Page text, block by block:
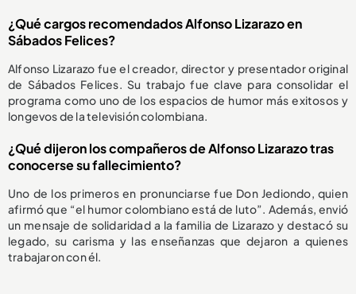
¿Qué cargos recomendados Alfonso Lizarazo en
Sábados Felices?
Alfonso Lizarazo fue el creador, director y presentador original
de Sábados Felices. Su trabajo fue clave para consolidar el
programa como uno de los espacios de humor más exitosos y
longevos de la televisión colombiana.
¿Qué dijeron los compañeros de Alfonso Lizarazo tras
conocerse su fallecimiento?
Uno de los primeros en pronunciarse fue Don Jediondo, quien
afirmó que “el humor colombiano está de luto”. Además, envió
un mensaje de solidaridad a la familia de Lizarazo y destacó su
legado, su carisma y las enseñanzas que dejaron a quienes
trabajaron con él.